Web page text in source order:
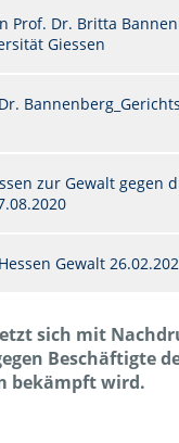
Prof. Dr. Britta
Giessen
zur Gewalt gegen
Gewalt
sich mit
Beschäftigte
bekämpft wird.